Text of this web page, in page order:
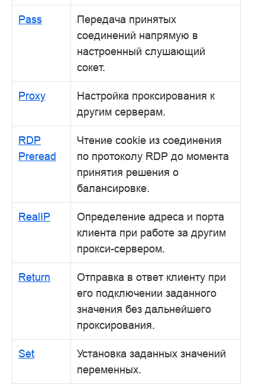
Pass
Передача принятых
соединений напрямую в
настроенный слушающий
сокет.
Proxy
Настройка проксирования к
другим серверам.
RDP
Preread
Чтение cookie из соединения
по протоколу RDP до момента
принятия решения о
балансировке.
RealIP
Определение адреса и порта
клиента при работе за другим
прокси-сервером.
Return
Отправка в ответ клиенту при
его подключении заданного
значения без дальнейшего
проксирования.
Set
Установка заданных значений
переменных.